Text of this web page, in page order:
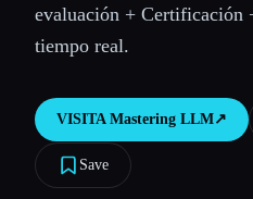
Comparar herramientas
Todas las categorías
evaluación + Certificación
tiempo real.
VISITA Mastering LLM↗︎
Save